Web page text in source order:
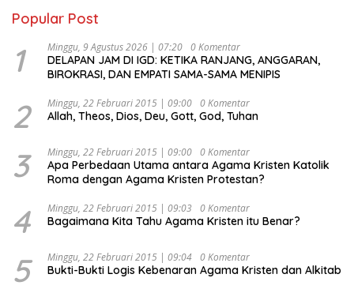
Popular Post
1 Minggu, 9 Agustus 2026 | 07:20 0 Komentar
DELAPAN JAM DI IGD: KETIKA RANJANG, ANGGARAN,
BIROKRASI, DAN EMPATI SAMA-SAMA MENIPIS
2 Minggu, 22 Februari 2015 | 09:00 0 Komentar
Allah, Theos, Dios, Deu, Gott, God, Tuhan
3 Minggu, 22 Februari 2015 | 09:00 0 Komentar
Apa Perbedaan Utama antara Agama Kristen Katolik
Roma dengan Agama Kristen Protestan?
4 Minggu, 22 Februari 2015 | 09:03 0 Komentar
Bagaimana Kita Tahu Agama Kristen itu Benar?
5 Minggu, 22 Februari 2015 | 09:04 0 Komentar
Bukti-Bukti Logis Kebenaran Agama Kristen dan Alkitab